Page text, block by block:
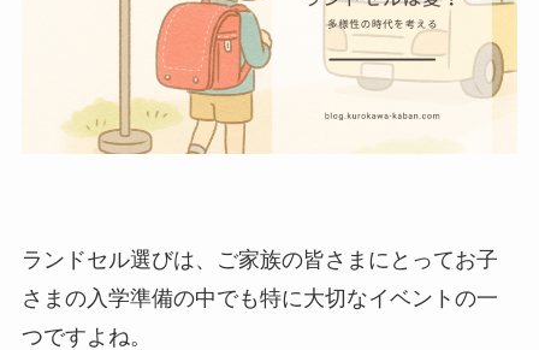
ランドセル選びは、ご家族の皆さまにとってお子
さまの入学準備の中でも特に大切なイベントの一
つですよね。